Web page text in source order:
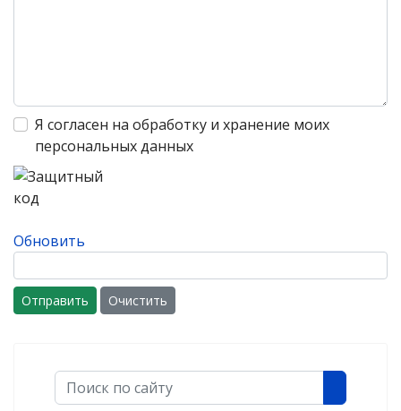
Я согласен на обработку и хранение моих
персональных данных
Обновить
Отправить Очистить
Поиск